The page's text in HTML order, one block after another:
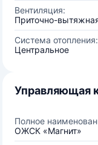
Вентиляция:
Приточно-
Система отопления:
Центральное
Управляющая
Полное
ОЖСК «Магнит»